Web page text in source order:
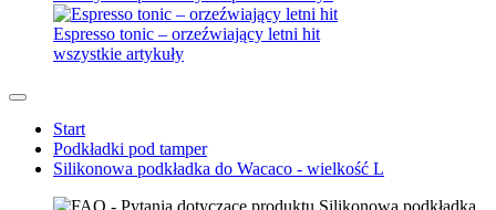
Espresso tonic – orzeźwiający letni hit
wszystkie artykuły
Start
Podkładki pod tamper
Silikonowa podkładka do Wacaco - wielkość L